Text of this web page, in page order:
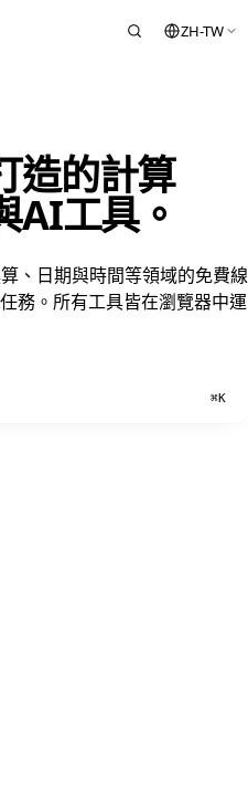
ZH-TW
造的計算
AI工具。
、日期與時間等領域的免費線
務。所有工具皆在瀏覽器中運
⌘K